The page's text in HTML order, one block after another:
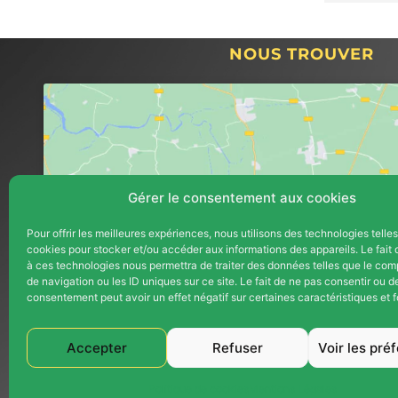
Gérer le consentement aux cookies
Pour offrir les meilleures expériences, nous utilisons des technologies
cookies pour stocker et/ou accéder aux informations des appareils. Le fait
à ces technologies nous permettra de traiter des données telles que le
de navigation ou les ID uniques sur ce site. Le fait de ne pas consentir ou
consentement peut avoir un effet négatif sur certaines caractéristiques et
Accepter Refuser Voir les
sincérité tous particulier qui sont
travailler avec des
professionnels.
petite
en août
chaleur
2024.1.
avons
avec
au
de celle-
pendant
début,
prêter
pour
au
NOUS TROUVER
Cliquez pour accepter les cookies
marketing et activer ce contenu